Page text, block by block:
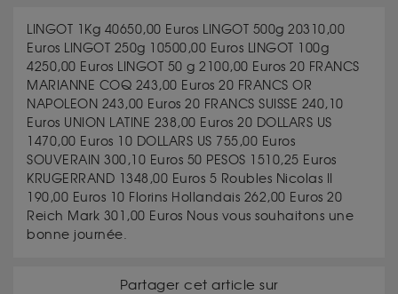
LINGOT 1Kg 40650,00 Euros LINGOT 500g 20310,00
Euros LINGOT 250g 10500,00 Euros LINGOT 100g
4250,00 Euros LINGOT 50 g 2100,00 Euros 20 FRANCS
MARIANNE COQ 243,00 Euros 20 FRANCS OR
NAPOLEON 243,00 Euros 20 FRANCS SUISSE 240,10
Euros UNION LATINE 238,00 Euros 20 DOLLARS US
1470,00 Euros 10 DOLLARS US 755,00 Euros
SOUVERAIN 300,10 Euros 50 PESOS 1510,25 Euros
KRUGERRAND 1348,00 Euros 5 Roubles Nicolas II
190,00 Euros 10 Florins Hollandais 262,00 Euros 20
Reich Mark 301,00 Euros Nous vous souhaitons une
bonne journée.
Partager cet article sur